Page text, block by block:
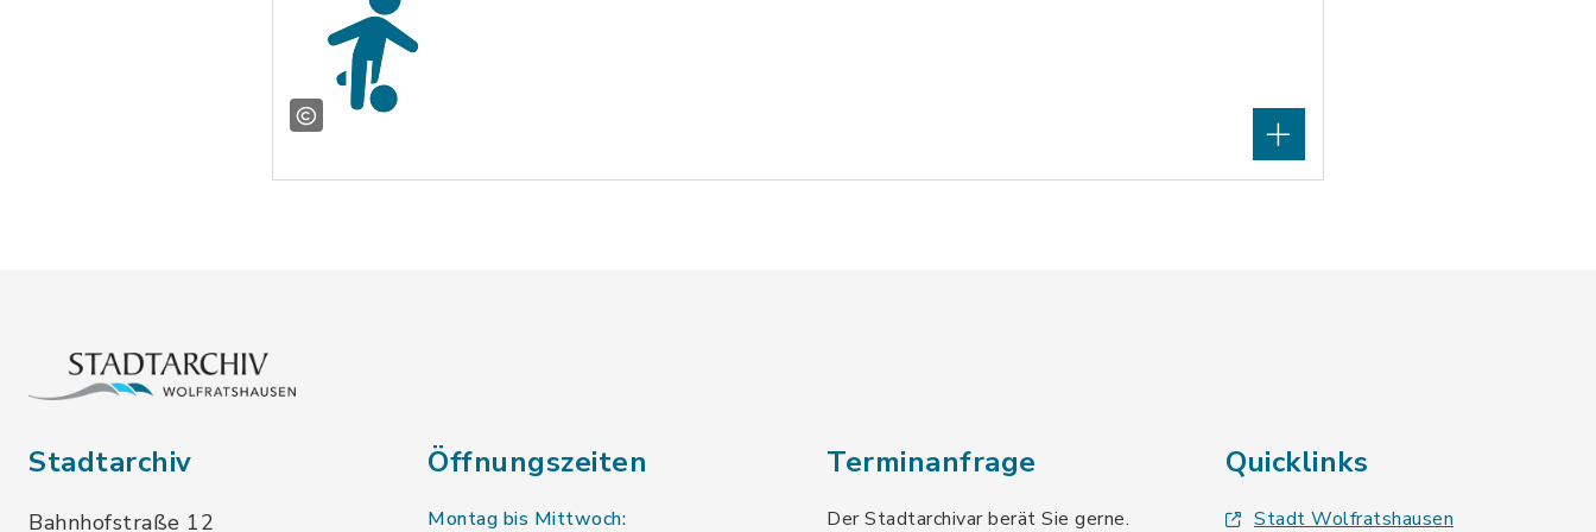
Stadtarchiv
Bahnhofstraße 12
Öffnungszeiten
Montag bis Mittwoch:
Terminanfrage
Der Stadtarchivar berät Sie gerne.
Quicklinks
Stadt Wolfratshausen